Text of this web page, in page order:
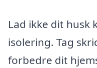
Lad ikke dit husk
isolering. Tag
forbedre dit